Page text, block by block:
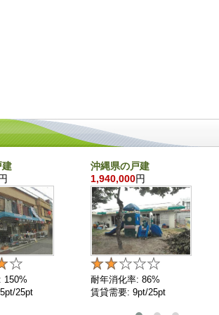
建
150%
25pt
沖縄県の戸建
1,940,000円
耐年消化率: 86%
賃貸需要: 9pt/25pt